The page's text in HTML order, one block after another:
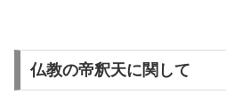
仏教の帝釈天に関して